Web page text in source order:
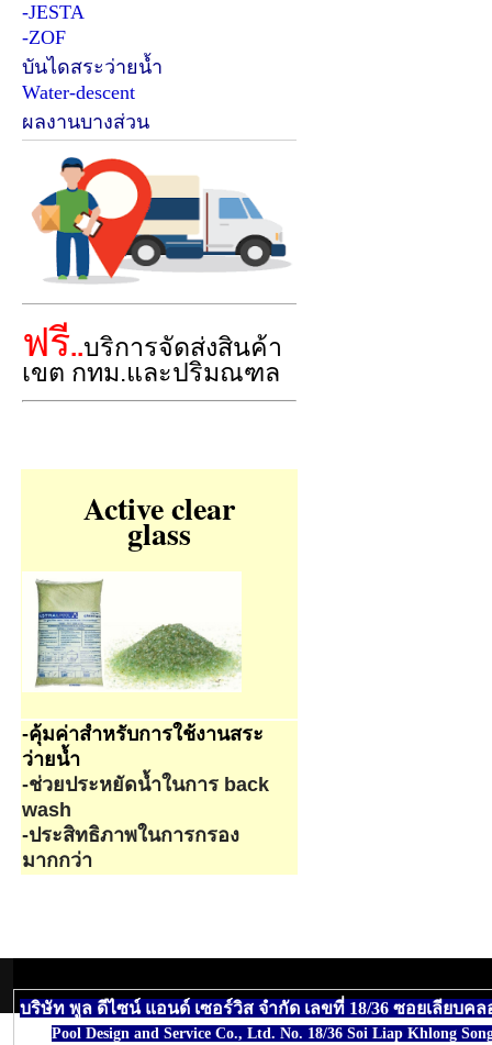
-JESTA
-ZOF
บันไดสระว่ายน้ำ
Water-descent
ผลงานบางส่วน
ฟรี..บริการจัดส่งสินค้า
เขต กทม.และปริมณฑล
Active clear
glass
-คุ้มค่าสำหรับการใช้งานสระ
ว่ายน้ำ
-ช่วยประหยัดน้ำในการ back
wash
-ประสิทธิภาพในการกรอง
มากกว่า
บริษัท พูล ดีไซน์ แอนด์ เซอร์วิส จำกัด เลขที่ 18/36 ซอยเลียบค
Pool Design and Service Co., Ltd. No. 18/36 Soi Liap Khlong